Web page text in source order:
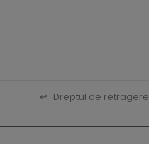
↩ Dreptul de retragere